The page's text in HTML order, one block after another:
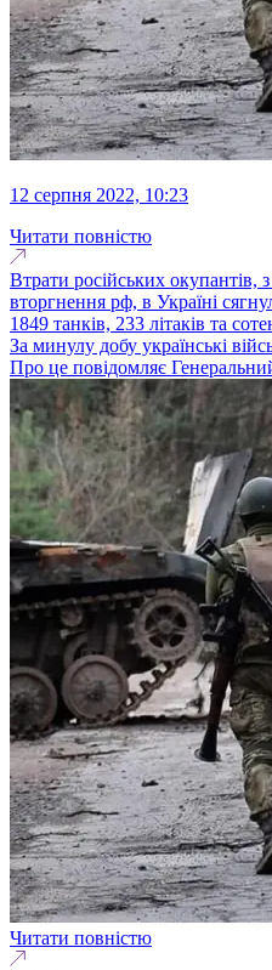
12 серпня 2022, 10:23
Читати повністю
Втрати російських окупантів,
вторгнення рф, в Україні
1849 танків, 233 літаків та
За минулу добу українські
Про це повідомляє
Читати повністю